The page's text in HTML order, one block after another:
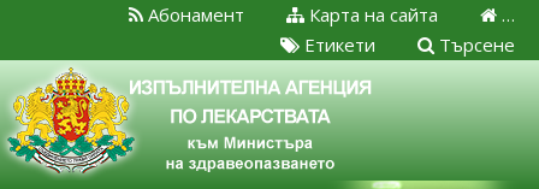
…
Карта на сайта
Абонамент
Търсене
Етикети